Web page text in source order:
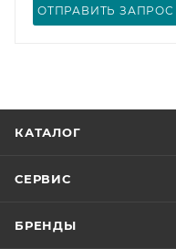
ОТПРАВИТЬ ЗАПРОС
КАТАЛОГ
СЕРВИС
БРЕНДЫ